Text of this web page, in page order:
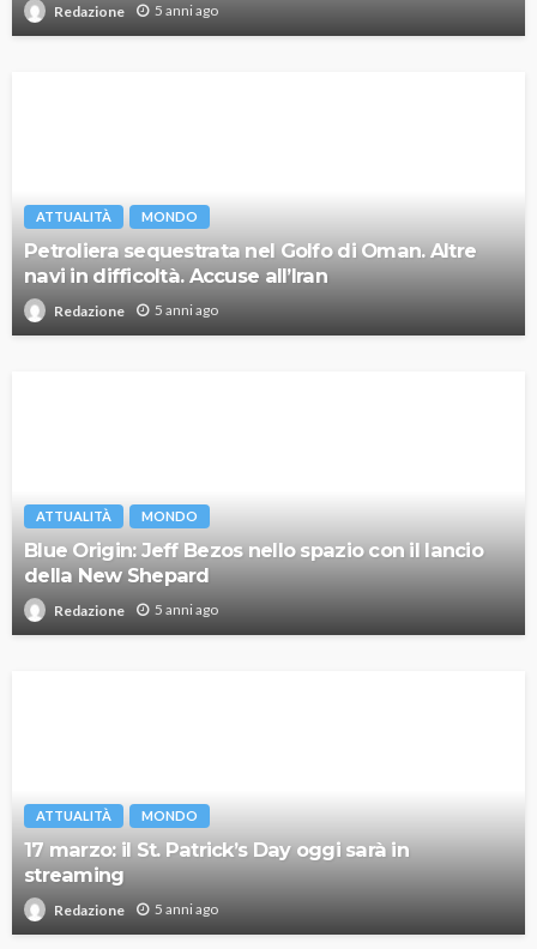
Redazione 5 anni ago
ATTUALITÀ MONDO
Petroliera sequestrata nel Golfo di Oman. Altre
navi in difficoltà. Accuse all’Iran
Redazione 5 anni ago
ATTUALITÀ MONDO
Blue Origin: Jeff Bezos nello spazio con il lancio
della New Shepard
Redazione 5 anni ago
ATTUALITÀ MONDO
17 marzo: il St. Patrick’s Day oggi sarà in
streaming
Redazione 5 anni ago